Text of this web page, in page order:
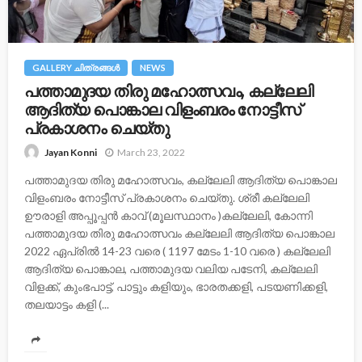
GALLERY ചിത്രങ്ങള്‍ NEWS
പത്താമുദയ തിരു മഹോത്സവം, കല്ലേലി
ആദിത്യ പൊങ്കാല വിളംബരം നോട്ടീസ്
പ്രകാശനം ചെയ്തു
Jayan Konni March 23, 2022
പത്താമുദയ തിരു മഹോത്സവം, കല്ലേലി ആദിത്യ പൊങ്കാല
വിളംബരം നോട്ടീസ് പ്രകാശനം ചെയ്തു. ശ്രീ കല്ലേലി
ഊരാളി അപ്പൂപ്പൻ കാവ് (മൂലസ്ഥാനം )കല്ലേലി, കോന്നി
പത്താമുദയ തിരു മഹോത്സവം കല്ലേലി ആദിത്യ പൊങ്കാല
2022 ഏപ്രിൽ 14-23 വരെ ( 1197 മേടം 1-10 വരെ ) കല്ലേലി
ആദിത്യ പൊങ്കാല, പത്താമുദയ വലിയ പടേനി, കല്ലേലി
വിളക്ക്, കുംഭപാട്ട്, പാട്ടും കളിയും, ഭാരതക്കളി, പടയണിക്കളി,
തലയാട്ടം കളി (...